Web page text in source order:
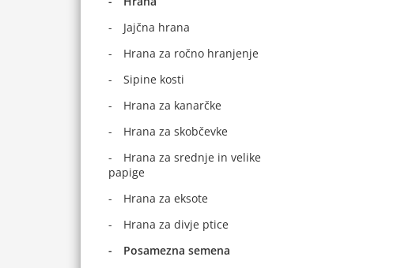
Jajčna hrana
Hrana za ročno hranjenje
Sipine kosti
Hrana za kanarčke
Hrana za skobčevke
Hrana za srednje in velike
papige
Hrana za eksote
Hrana za divje ptice
Posamezna semena